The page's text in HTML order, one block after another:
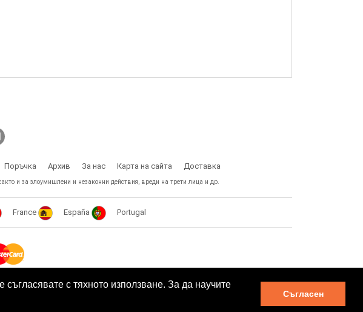
с тяхното използване. За да научите
Съгласен
Поръчка Архив За нас Карта на сайта Доставка
и за злоумишлени и незаконни действия, вреди на трети лица и др.
France España Portugal
2009 - 2026 Spy.bg